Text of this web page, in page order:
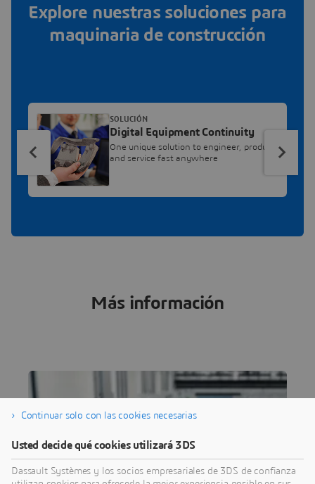
Explore nuestras soluciones para
maquinaria de construcción
Digital Equipment Continuity
One unique solution to engineer, produce
and service fast anywhere
SOLUCIÓN
Más información
La producción de una
sola unidad
CHALLENGE
Continuar solo con las cookies necesarias
Usted decide qué cookies utilizará 3DS
Dassault Systèmes y los socios empresariales de 3DS de confianza